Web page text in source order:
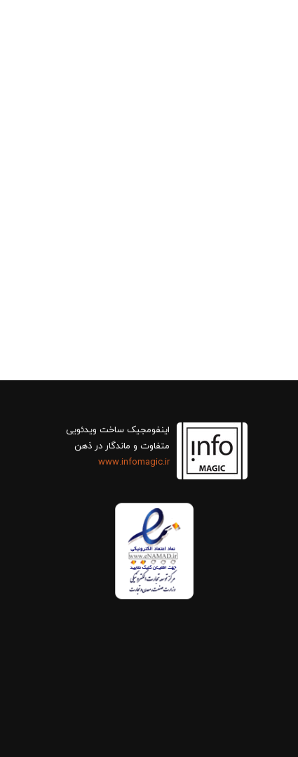
اینفومجیک ساخت ویدئویی
متفاوت و ماندگار در ذهن
www.infomagic.ir